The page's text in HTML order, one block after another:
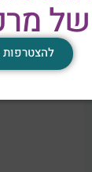
של
להצטרפות